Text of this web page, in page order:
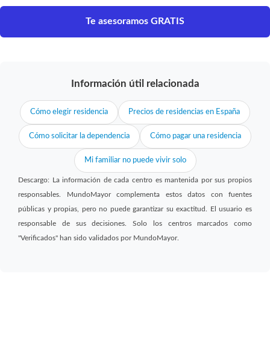
Te asesoramos GRATIS
Información útil relacionada
Cómo elegir residencia Precios de residencias en España
Cómo solicitar la dependencia Cómo pagar una residencia
Mi familiar no puede vivir solo
Descargo: La información de cada centro es mantenida por sus propios
responsables. MundoMayor complementa estos datos con fuentes
públicas y propias, pero no puede garantizar su exactitud. El usuario es
responsable de sus decisiones. Solo los centros marcados como
"Verificados" han sido validados por MundoMayor.